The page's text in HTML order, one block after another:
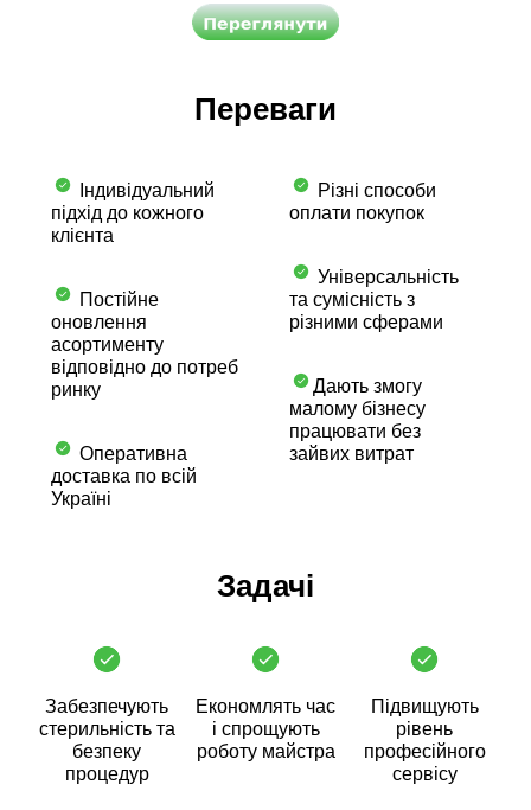
Переваги
Індивідуальний
підхід до кожного
клієнта
Постійне
оновлення
асортименту
відповідно до потреб
ринку
Оперативна
доставка по всій
Україні
Різні способи
оплати покупок
Універсальність
та сумісність з
різними сферами
Дають змогу
малому бізнесу
працювати без
зайвих витрат
Задачі
Забезпечують
стерильність та
безпеку
процедур
Економлять час
і спрощують
роботу майстра
Підвищують
рівень
професійного
сервісу